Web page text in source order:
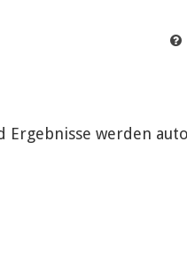
Ergebnisse werden